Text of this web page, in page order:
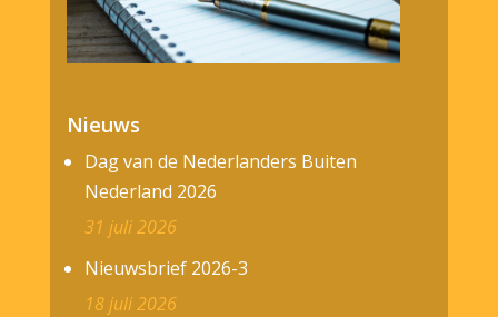
Nieuws
Dag van de Nederlanders Buiten
Nederland 2026
31 juli 2026
Nieuwsbrief 2026-3
18 juli 2026